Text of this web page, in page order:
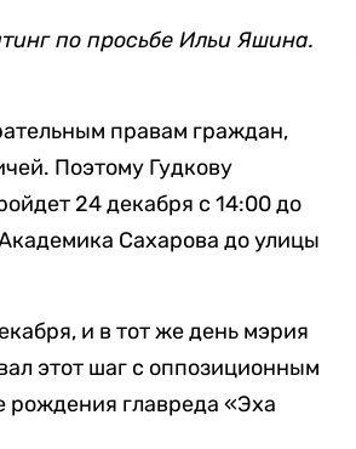
по просьбе Ильи Яшина.
правам граждан,
Поэтому Гудкову
24 декабря с 14:00 до
Сахарова до улицы
и в тот же день мэрия
этот шаг с оппозиционным
главреда «Эха